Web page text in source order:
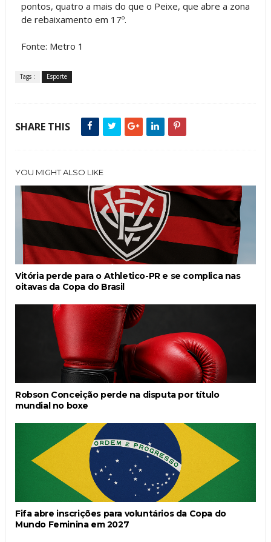
pontos, quatro a mais do que o Peixe, que abre a zona
de rebaixamento em 17º.
Fonte: Metro 1
Tags : Esporte
SHARE THIS
YOU MIGHT ALSO LIKE
Vitória perde para o Athletico-PR e se complica nas
oitavas da Copa do Brasil
Robson Conceição perde na disputa por título
mundial no boxe
Fifa abre inscrições para voluntários da Copa do
Mundo Feminina em 2027